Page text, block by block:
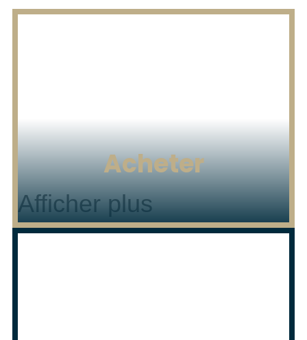
Acheter
Afficher plus